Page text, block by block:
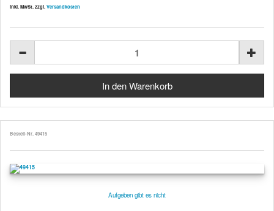
inkl. MwSt. zzgl. Versandkosten
Bestell-Nr. 49415
Aufgeben gibt es nicht